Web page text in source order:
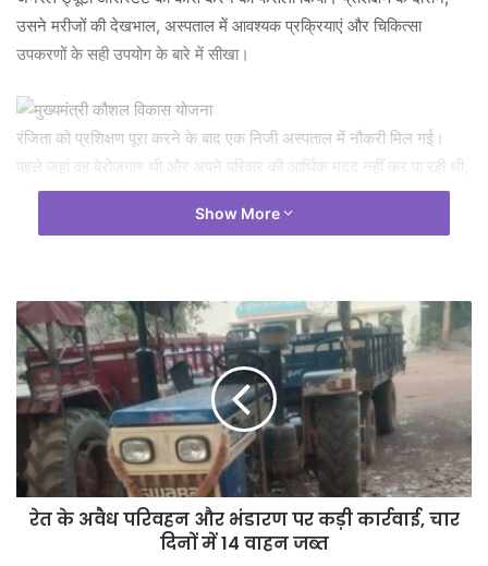
उसने मरीजों की देखभाल, अस्पताल में आवश्यक प्रक्रियाएं और चिकित्सा
उपकरणों के सही उपयोग के बारे में सीखा।
रंजिता को प्रशिक्षण पूरा करने के बाद एक निजी अस्पताल में नौकरी मिल गई।
पहले जहां वह बेरोजगार थी और अपने परिवार की आर्थिक मदद नहीं कर पा रही थी,
वहीं अब वह हर महीने एक अच्छी सैलरी कमाने लगी। उसकी इस सफलता ने न
केवल उसे बल्कि उसके पूरे परिवार को खुशी दी। रंजिता कहती है, अगर यह योजना
यादव, ऋतु यादव और द्रौपदी निषाद ने भी इसी योजना के तहत जनरल ड्यूटी
असिस्टेंट का प्रशिक्षण प्राप्त किया और आज वे विभिन्न अस्पतालों में कार्यरत हैं।
ऋतु यादव बताती हैं, मैंने कभी नहीं सोचा था कि इतनी जल्दी नौकरी मिल जाएगी।
अब मैं अपने परिवार की आर्थिक स्थिति को सुधारने में योगदान दे रही हूं। वहीं,
रामेश्वर निषाद, जिन्होंने राजमिस्त्री का प्रशिक्षण प्राप्त किया, कहते हैं, अब मैं खुद
का व्यवसाय चला रहा हूँ और अपने परिवार को बेहतर जीवन दे पा रहा हूँ। यह
योजना मेरे जैसे युवाओं के लिए वरदान साबित हुई है।
Show More
रेत के अवैध परिवहन और भंडारण पर कड़ी कार्रवाई, चार
दिनों में 14 वाहन जब्त